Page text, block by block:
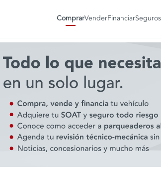
ComprarVenderFinanciarSeguros